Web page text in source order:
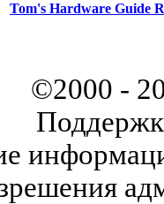
Tom's Hardware Guide
©2000 -